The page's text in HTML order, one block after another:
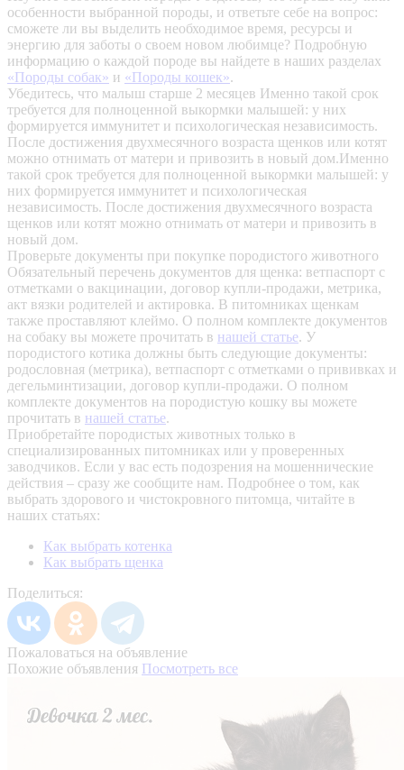
особенности выбранной породы, и ответьте себе на вопрос:
сможете ли вы выделить необходимое время, ресурсы и
энергию для заботы о своем новом любимце? Подробную
информацию о каждой породе вы найдете в наших разделах
«Породы собак» и «Породы кошек».
Убедитесь, что малыш старше 2 месяцев Именно такой срок
требуется для полноценной выкормки малышей: у них
формируется иммунитет и психологическая независимость.
После достижения двухмесячного возраста щенков или котят
можно отнимать от матери и привозить в новый дом.Именно
такой срок требуется для полноценной выкормки малышей: у
них формируется иммунитет и психологическая
независимость. После достижения двухмесячного возраста
щенков или котят можно отнимать от матери и привозить в
новый дом.
Проверьте документы при покупке породистого животного
Обязательный перечень документов для щенка: ветпаспорт с
отметками о вакцинации, договор купли-продажи, метрика,
акт вязки родителей и актировка. В питомниках щенкам
также проставляют клеймо. О полном комплекте документов
на собаку вы можете прочитать в нашей статье. У
породистого котика должны быть следующие документы:
родословная (метрика), ветпаспорт с отметками о прививках и
дегельминтизации, договор купли-продажи. О полном
комплекте документов на породистую кошку вы можете
прочитать в нашей статье.
Приобретайте породистых животных только в
специализированных питомниках или у проверенных
заводчиков. Если у вас есть подозрения на мошеннические
действия – сразу же сообщите нам. Подробнее о том, как
выбрать здорового и чистокровного питомца, читайте в
наших статьях:
Как выбрать котенка
Как выбрать щенка
Поделиться:
Пожаловаться на объявление
Похожие объявления Посмотреть все